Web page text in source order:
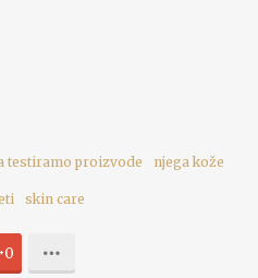
testiramo proizvode njega kože
skin care
0